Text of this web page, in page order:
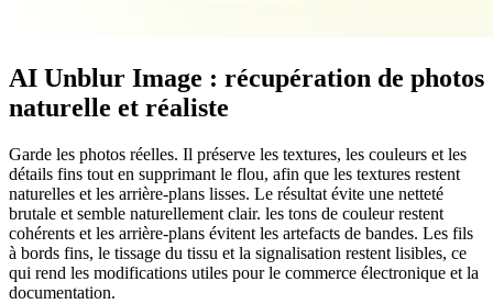
AI Unblur Image : récupération de photos
naturelle et réaliste
Garde les photos réelles. Il préserve les textures, les couleurs et les
détails fins tout en supprimant le flou, afin que les textures restent
naturelles et les arrière-plans lisses. Le résultat évite une netteté
brutale et semble naturellement clair. les tons de couleur restent
cohérents et les arrière-plans évitent les artefacts de bandes. Les fils
à bords fins, le tissage du tissu et la signalisation restent lisibles, ce
qui rend les modifications utiles pour le commerce électronique et la
documentation.